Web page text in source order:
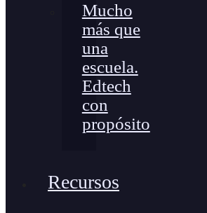
Mucho
más que
una
escuela.
Edtech
con
propósito
Recursos